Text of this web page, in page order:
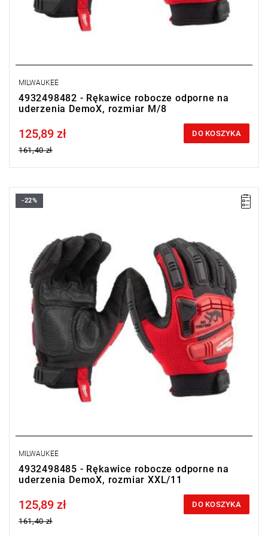
MILWAUKEE
4932498482 - Rękawice robocze odporne na
uderzenia DemoX, rozmiar M/8
Price tax included
125,89 zł
161,40 zł
DO KOSZYKA
-22%
MILWAUKEE
4932498485 - Rękawice robocze odporne na
uderzenia DemoX, rozmiar XXL/11
Price tax included
125,89 zł
161,40 zł
DO KOSZYKA